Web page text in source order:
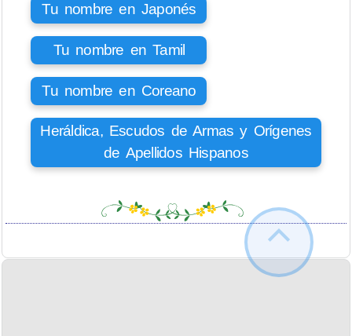
Tu nombre en Japonés
Tu nombre en Tamil
Tu nombre en Coreano
Heráldica, Escudos de Armas y Orígenes
de Apellidos Hispanos